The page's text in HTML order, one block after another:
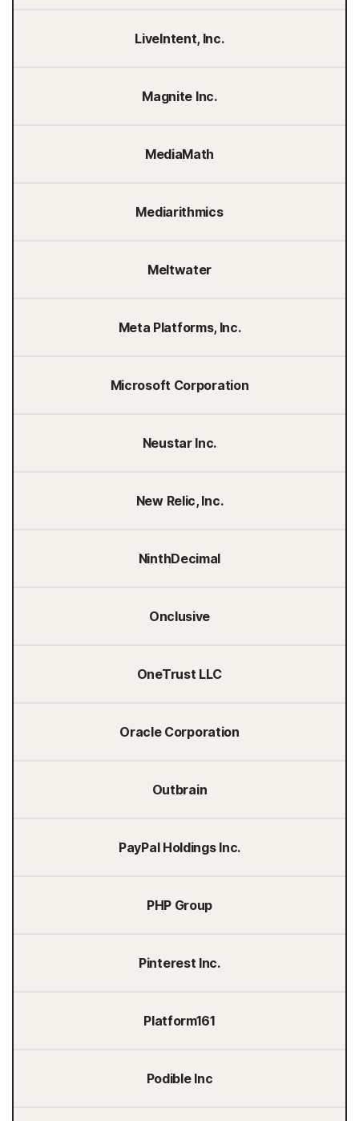
LiveIntent, Inc.
Magnite Inc.
MediaMath
Mediarithmics
Meltwater
Meta Platforms, Inc.
Microsoft Corporation
Neustar Inc.
New Relic, Inc.
NinthDecimal
Onclusive
OneTrust LLC
Oracle Corporation
Outbrain
PayPal Holdings Inc.
PHP Group
Pinterest Inc.
Platform161
Podible Inc